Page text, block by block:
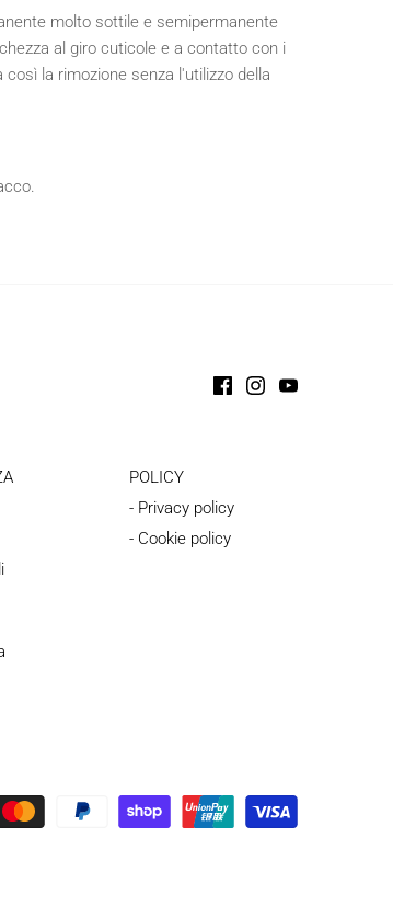
molto sottile e semipermanente
al giro cuticole e a contatto con i
la rimozione senza l'utilizzo della
POLICY
- Privacy policy
- Cookie policy